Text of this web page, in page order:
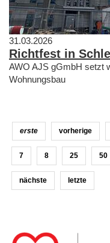
31.03.2026
Richtfest in
AWO AJS gGmbH setzt
Wohnungsbau
erste vorherige
7 8 25 50
nächste letzte